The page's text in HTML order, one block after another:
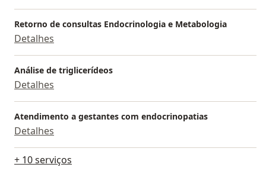
Retorno de consultas Endocrinologia e Metabologia
Detalhes
Análise de triglicerídeos
Detalhes
Atendimento a gestantes com endocrinopatias
Detalhes
+ 10 serviços